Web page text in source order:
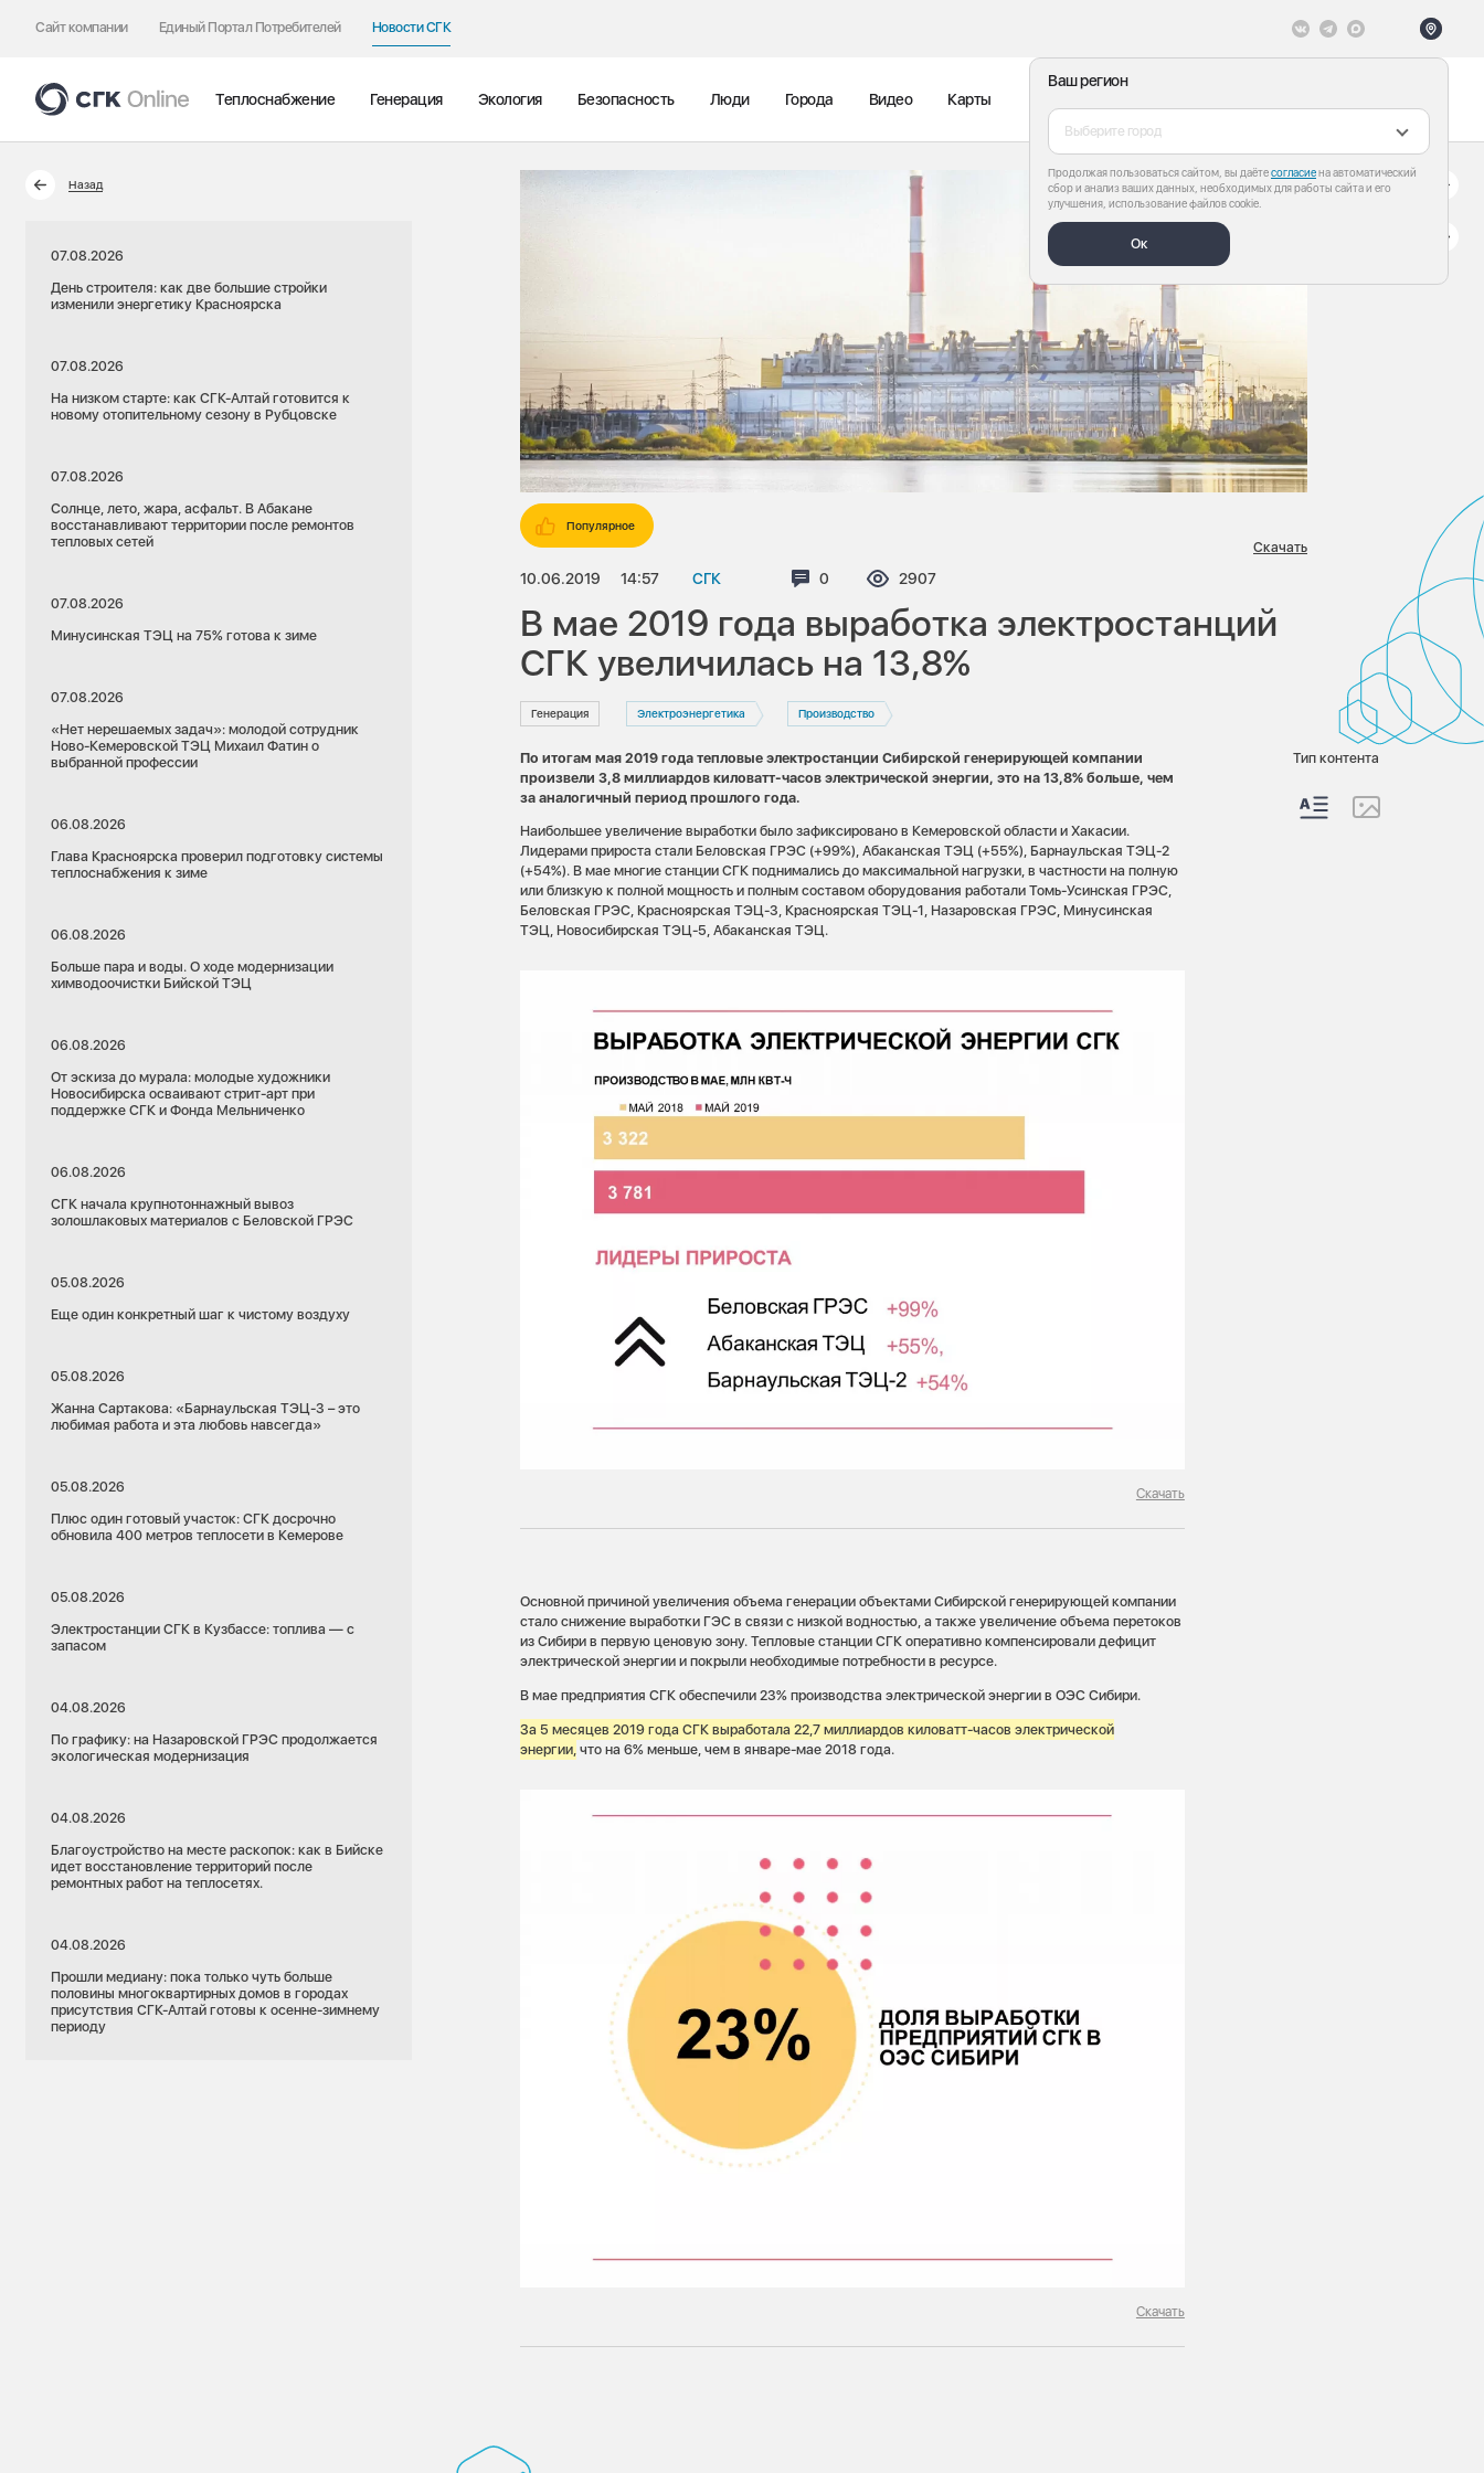
Сайт компании Единый Портал Потребителей Новости СГК
Ваш регион
Выберите город
Продолжая пользоваться сайтом, вы даётесогласиена автоматический
сбор и анализ ваших данных, необходимых для работы сайта и его
улучшения, использование файлов cookie.
Ок
Теплоснабжение Генерация Экология Безопасность Люди Города Видео Карты
Назад
07.08.2026
День строителя: как две большие стройки
изменили энергетику Красноярска
07.08.2026
На низком старте: как СГК-Алтай готовится к
новому отопительному сезону в Рубцовске
07.08.2026
Солнце, лето, жара, асфальт. В Абакане
восстанавливают территории после ремонтов
тепловых сетей
07.08.2026
Минусинская ТЭЦ на 75% готова к зиме
07.08.2026
«Нет нерешаемых задач»: молодой сотрудник
Ново-Кемеровской ТЭЦ Михаил Фатин о
выбранной профессии
06.08.2026
Глава Красноярска проверил подготовку системы
теплоснабжения к зиме
06.08.2026
Больше пара и воды. О ходе модернизации
химводоочистки Бийской ТЭЦ
06.08.2026
От эскиза до мурала: молодые художники
Новосибирска осваивают стрит-арт при
поддержке СГК и Фонда Мельниченко
06.08.2026
СГК начала крупнотоннажный вывоз
золошлаковых материалов с Беловской ГРЭС
05.08.2026
Еще один конкретный шаг к чистому воздуху
05.08.2026
Жанна Сартакова: «Барнаульская ТЭЦ-3 – это
любимая работа и эта любовь навсегда»
05.08.2026
Плюс один готовый участок: СГК досрочно
обновила 400 метров теплосети в Кемерове
05.08.2026
Электростанции СГК в Кузбассе: топлива — с
запасом
04.08.2026
По графику: на Назаровской ГРЭС продолжается
экологическая модернизация
04.08.2026
Благоустройство на месте раскопок: как в Бийске
идет восстановление территорий после
ремонтных работ на теплосетях.
04.08.2026
Прошли медиану: пока только чуть больше
половины многоквартирных домов в городах
присутствия СГК-Алтай готовы к осенне-зимнему
периоду
Популярное
10.06.2019 14:57 СГК Комментариев:
0 Просмотров:
2907
Скачать
В мае 2019 года выработка электростанций
СГК увеличилась на 13,8%
Генерация Электроэнергетика Производство
По итогам мая 2019 года тепловые электростанции Сибирской генерирующей компании
произвели 3,8 миллиардов киловатт-часов электрической энергии, это на 13,8% больше, чем
за аналогичный период прошлого года.
Наибольшее увеличение выработки было зафиксировано в Кемеровской области и Хакасии.
Лидерами прироста стали Беловская ГРЭС (+99%), Абаканская ТЭЦ (+55%), Барнаульская ТЭЦ-2
(+54%). В мае многие станции СГК поднимались до максимальной нагрузки, в частности на полную
или близкую к полной мощность и полным составом оборудования работали Томь-Усинская ГРЭС,
Беловская ГРЭС, Красноярская ТЭЦ-3, Красноярская ТЭЦ-1, Назаровская ГРЭС, Минусинская
ТЭЦ, Новосибирская ТЭЦ-5, Абаканская ТЭЦ.
Скачать
Основной причиной увеличения объема генерации объектами Сибирской генерирующей компании
стало снижение выработки ГЭС в связи с низкой водностью, а также увеличение объема перетоков
из Сибири в первую ценовую зону. Тепловые станции СГК оперативно компенсировали дефицит
электрической энергии и покрыли необходимые потребности в ресурсе.
В мае предприятия СГК обеспечили 23% производства электрической энергии в ОЭС Сибири.
За 5 месяцев 2019 года СГК выработала 22,7 миллиардов киловатт-часов электрической
энергии, что на 6% меньше, чем в январе-мае 2018 года.
Скачать
Тип контента